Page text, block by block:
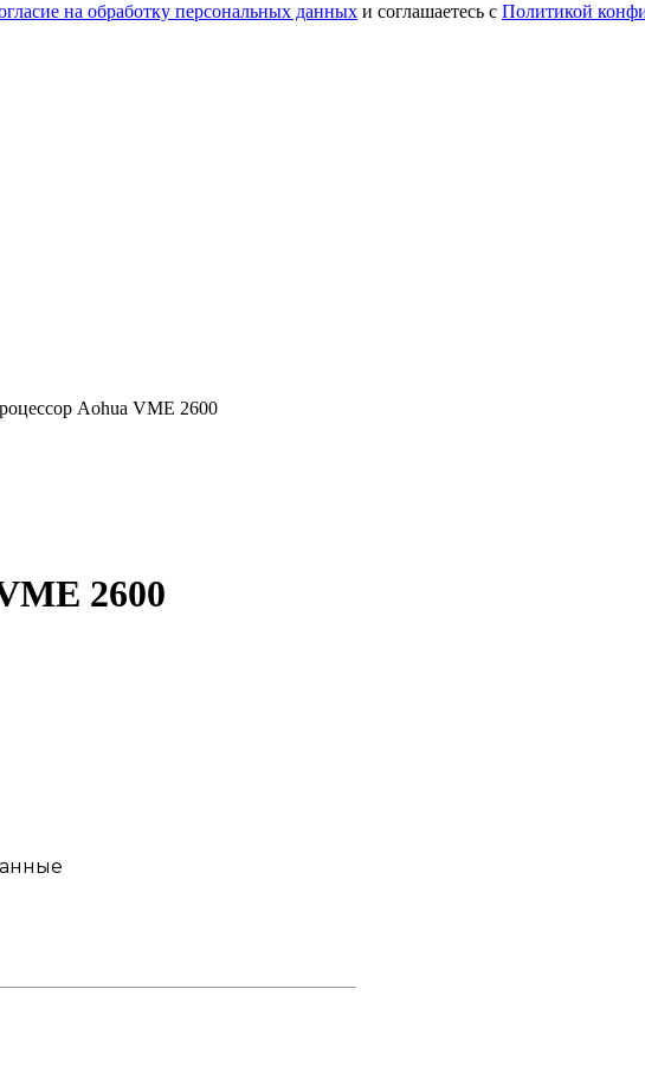
на обработку персональных данных и соглашаетесь с Политикой
Aohua VME 2600
2600